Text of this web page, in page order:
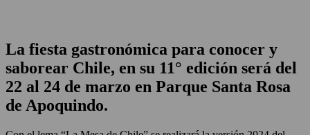
La fiesta gastronómica para conocer y
saborear Chile, en su 11° edición será del
22 al 24 de marzo en Parque Santa Rosa
de Apoquindo.